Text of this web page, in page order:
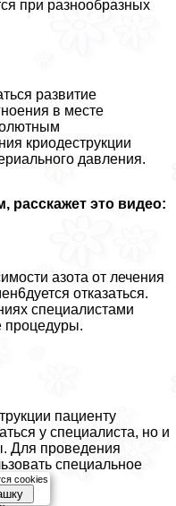
при разнообразных
развитие
в месте
криодеструкции
давления.
расскажет это видео:
азота от лечения
отказаться.
специалистами
процедуры.
пациенту
у специалиста, но и
Для проведения
специальное
cookies